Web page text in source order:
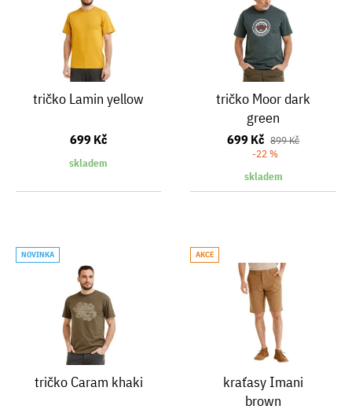
tričko Lamin yellow
699 Kč
skladem
tričko Moor dark
green
699 Kč 899 Kč
-22 %
skladem
NOVINKA
tričko Caram khaki
AKCE
kraťasy Imani
brown